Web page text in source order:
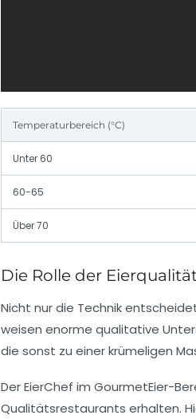
Temperaturbereich (°C)
Unter 60
60-65
Über 70
Die Rolle der
Nicht nur die Technik
weisen enorme qualitative
die sonst zu einer krümeligen
Der EierChef im GourmetEier-
Qualitätsrestaurants erhalten.